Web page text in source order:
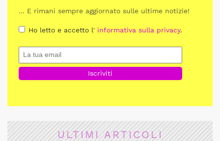
... E rimani sempre aggiornato sulle ultime notizie!
Ho letto e accetto l' informativa sulla privacy.
ULTIMI ARTICOLI